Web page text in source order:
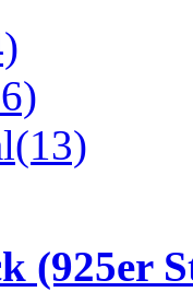
(13)
(925er